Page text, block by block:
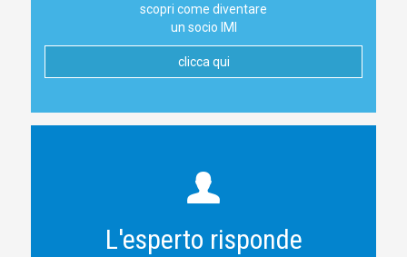
scopri come diventare
un socio IMI
clicca qui
L'esperto risponde